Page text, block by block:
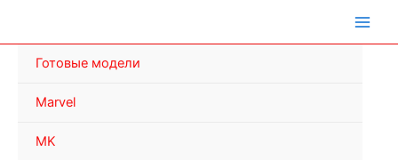
Готовые модели
Marvel
MK